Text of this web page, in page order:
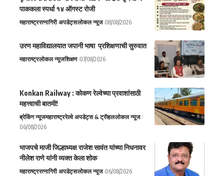
पाककला स्पर्धा १४ ऑगस्ट रोजी
महाराष्ट्ररत्नागिरी अपडेट्सलोकल न्यूज 08/08/2026
उरण महाविद्यालयात जपानी भाषा प्रशिक्षणाची सुरुवात
महाराष्ट्रलोकल न्यूजशिक्षण 07/08/2026
Konkan Railway : कोकण रेल्वेच्या प्रवाशांसाठी
महत्त्वाची बातमी!
ब्रेकिंग न्यूजमहाराष्ट्ररेल्वे अपडेट्स & ट्रॅव्हललोकल न्यूज
06/08/2026
भाजपचे माजी जिल्हाध्यक्ष राजेश सावंत यांच्या निधनावर
नीलेश राणे यांनी व्यक्त केला शोक
महाराष्ट्ररत्नागिरी अपडेट्सलोकल न्यूज 06/08/2026